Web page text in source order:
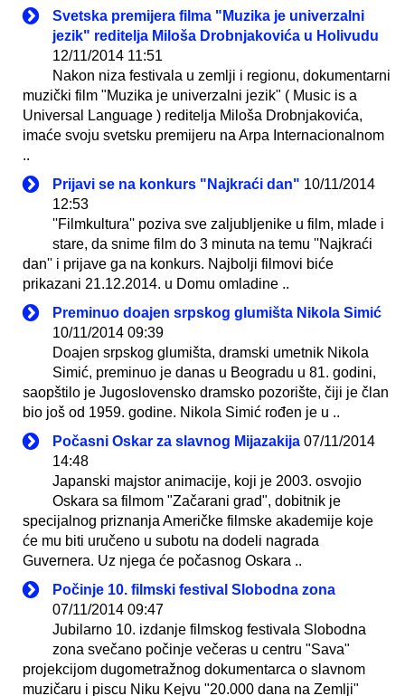
Svetska premijera filma "Muzika je univerzalni
jezik" reditelja Miloša Drobnjakovića u Holivudu
12/11/2014 11:51
Nakon niza festivala u zemlji i regionu, dokumentarni
muzički film "Muzika je univerzalni jezik" ( Music is a
Universal Language ) reditelja Miloša Drobnjakovića,
imaće svoju svetsku premijeru na Arpa Internacionalnom
..
Prijavi se na konkurs "Najkraći dan" 10/11/2014
12:53
''Filmkultura'' poziva sve zaljubljenike u film, mlade i
stare, da snime film do 3 minuta na temu ''Najkraći
dan'' i prijave ga na konkurs. Najbolji filmovi biće
prikazani 21.12.2014. u Domu omladine ..
Preminuo doajen srpskog glumišta Nikola Simić
10/11/2014 09:39
Doajen srpskog glumišta, dramski umetnik Nikola
Simić, preminuo je danas u Beogradu u 81. godini,
saopštilo je Jugoslovensko dramsko pozorište, čiji je član
bio još od 1959. godine. Nikola Simić rođen je u ..
Počasni Oskar za slavnog Mijazakija 07/11/2014
14:48
Japanski majstor animacije, koji je 2003. osvojio
Oskara sa filmom "Začarani grad", dobitnik je
specijalnog priznanja Američke filmske akademije koje
će mu biti uručeno u subotu na dodeli nagrada
Guvernera. Uz njega će počasnog Oskara ..
Počinje 10. filmski festival Slobodna zona
07/11/2014 09:47
Jubilarno 10. izdanje filmskog festivala Slobodna
zona svečano počinje večeras u centru "Sava"
projekcijom dugometražnog dokumentarca o slavnom
muzičaru i piscu Niku Kejvu "20.000 dana na Zemlji"